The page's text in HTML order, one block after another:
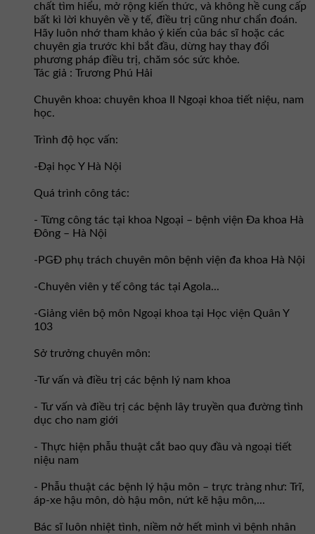
chất tìm hiểu, mở rộng kiến thức, và không hề cung cấp
bất kì lời khuyên về y tế, điều trị cũng như chẩn đoán.
Hãy luôn nhớ tham khảo ý kiến của bác sĩ hoặc các
chuyên gia trước khi bắt đầu, dừng hay thay đổi
phương pháp điều trị, chăm sóc sức khỏe.
Tác giả : Trương Phú Hải
Chuyên khoa: chuyên khoa II Ngoại khoa tiết niệu, nam
học.
Trình độ học vấn:
-Đại học Y Hà Nội
Quá trình công tác:
- Từng công tác tại khoa Ngoại – bệnh viện Đa khoa Hà
Đông – Hà Nội
-PGĐ phụ trách chuyên môn bệnh viện đa khoa Hà Nội
-Chuyên viên y tế công tác tại Agola...
-Giảng viên bộ môn Ngoại khoa tại Học viện Quân Y
103
Sở trưởng chuyên môn:
-Tư vấn và điều trị các bệnh lý nam khoa
- Tư vấn và điều trị các bệnh lây truyền qua đường tình
dục cho nam giới
- Thực hiện phẫu thuật cắt bao quy đầu và ngoại tiết
niệu nam
- Phẫu thuật các bệnh lý hậu môn – trực tràng như: Trĩ,
áp-xe hậu môn, dò hậu môn, nứt kẽ hậu môn,...
Bác sĩ luôn nhiệt tình, niềm nở hết mình vì bệnh nhân